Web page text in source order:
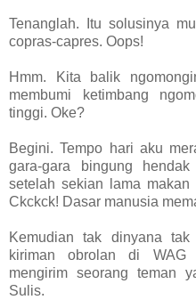
Tenanglah. Itu solusinya
copras-capres. Oops!
Hmm. Kita balik
membumi ketimbang
tinggi. Oke?
Begini. Tempo hari aku
gara-gara bingung
setelah sekian lama
Ckckck! Dasar manusia
Kemudian tak dinyana
kiriman obrolan di WAG
mengirim seorang teman
Sulis.